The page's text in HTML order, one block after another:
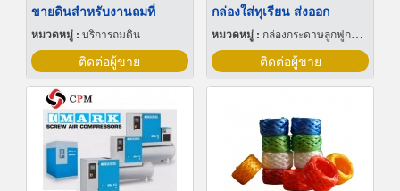
ขายดินสำหรับงานถมที่
หมวดหมู่ : บริการถมดิน
ติดต่อผู้ขาย
กล่องใส่ทุเรียน ส่งออก
หมวดหมู่ : กล่องกระดาษลูกฟูกและไฟเบอร์
ติดต่อผู้ขาย